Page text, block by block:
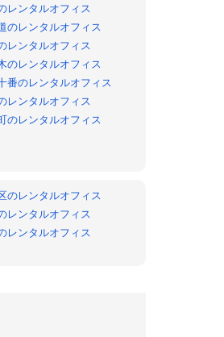
レンタルオフィス
のレンタルオフィス
レンタルオフィス
のレンタルオフィス
番のレンタルオフィス
レンタルオフィス
のレンタルオフィス
のレンタルオフィス
レンタルオフィス
レンタルオフィス